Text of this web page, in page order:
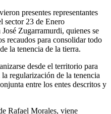
presentes representantes
sector 23 de Enero
Zugarramurdi, quienes se
recaudos para consolidar todo
la tenencia de la tierra.
desde el territorio para
regularización de la tenencia
entre los entes descritos y
Rafael Morales, viene